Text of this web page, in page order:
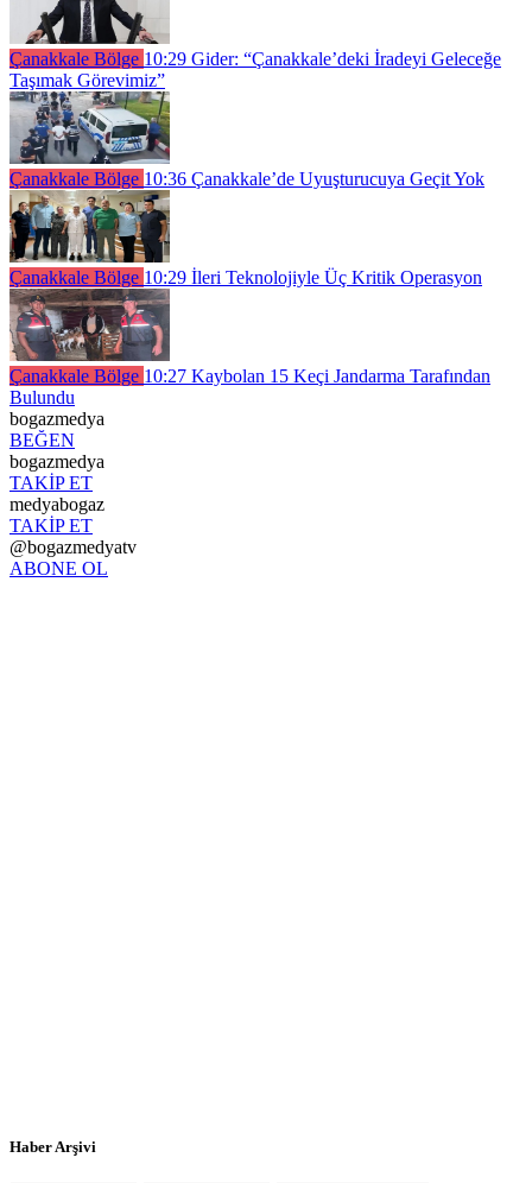
Çanakkale Bölge 10:29 Gider: “Çanakkale’deki İradeyi Geleceğe
Taşımak Görevimiz”
Çanakkale Bölge 10:36 Çanakkale’de Uyuşturucuya Geçit Yok
Çanakkale Bölge 10:29 İleri Teknolojiyle Üç Kritik Operasyon
Çanakkale Bölge 10:27 Kaybolan 15 Keçi Jandarma Tarafından
Bulundu
bogazmedya
BEĞEN
bogazmedya
TAKİP ET
medyabogaz
TAKİP ET
@bogazmedyatv
ABONE OL
Haber Arşivi